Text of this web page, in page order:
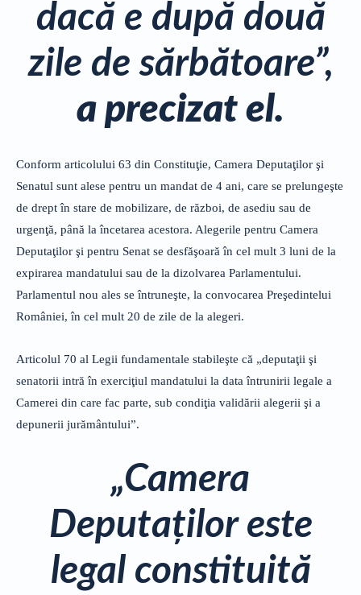
dacă e după două
zile de sărbătoare”,
a precizat el.
Conform articolului 63 din Constituţie, Camera Deputaţilor şi
Senatul sunt alese pentru un mandat de 4 ani, care se prelungeşte
de drept în stare de mobilizare, de război, de asediu sau de
urgenţă, până la încetarea acestora. Alegerile pentru Camera
Deputaţilor şi pentru Senat se desfăşoară în cel mult 3 luni de la
expirarea mandatului sau de la dizolvarea Parlamentului.
Parlamentul nou ales se întruneşte, la convocarea Preşedintelui
României, în cel mult 20 de zile de la alegeri.
Articolul 70 al Legii fundamentale stabileşte că „deputaţii şi
senatorii intră în exerciţiul mandatului la data întrunirii legale a
Camerei din care fac parte, sub condiţia validării alegerii şi a
depunerii jurământului”.
„Camera
Deputaţilor este
legal constituită